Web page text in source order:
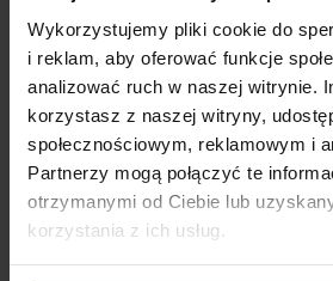
Wykorzystujemy pliki cookie do
i reklam, aby oferować funkcje
analizować ruch w naszej witrynie.
korzystasz z naszej witryny,
społecznościowym, reklamowym i
Partnerzy mogą połączyć te
otrzymanymi od Ciebie lub
korzystania z ich usług.
że dopiero się kształtuje
i organów podatkowych w
z udostępnianiem stacji
elektrycznych.
Poza kwestią opodatkowania
weryfikacja obowiązków
z obrotem energią elektryczną.
w obowiązkach mogą wynikać
pozyskania energii elektrycznej,